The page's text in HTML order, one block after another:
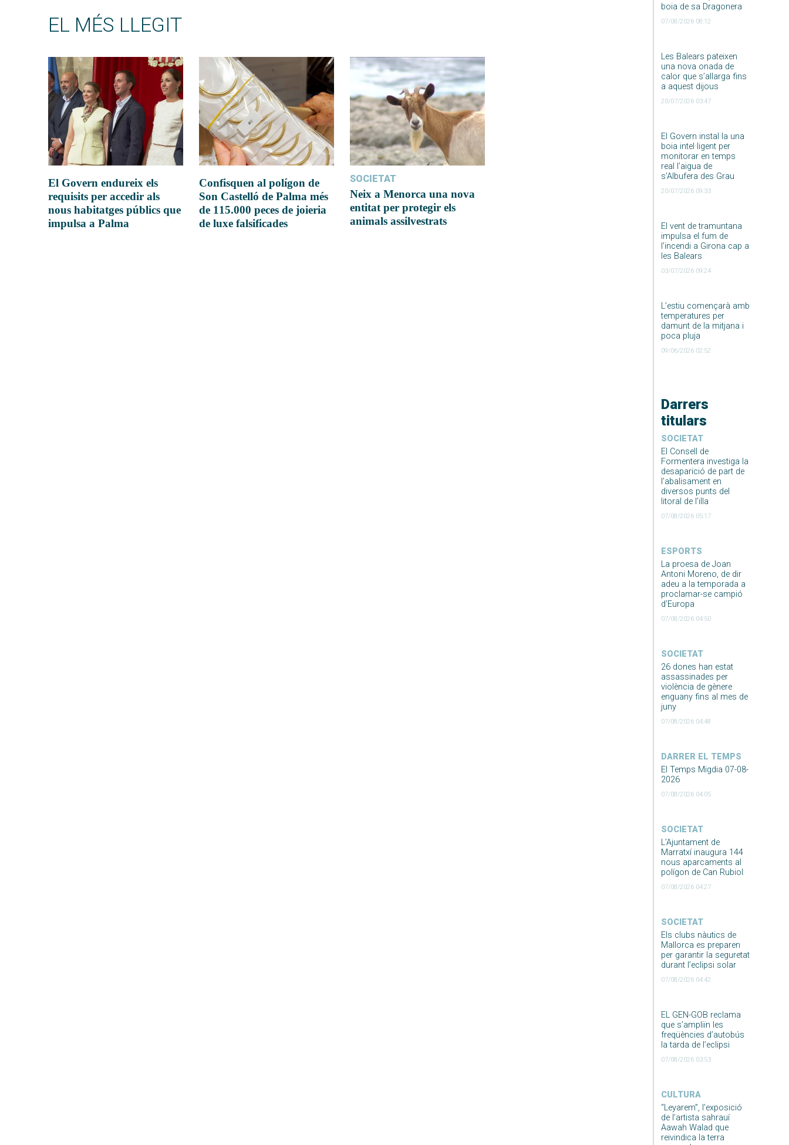
boia de sa Dragonera
07/08/2026 08:12
Les Balears pateixen
una nova onada de
calor que s’allarga fins
a aquest dijous
20/07/2026 03:47
El Govern instal·la una
boia intel·ligent per
monitorar en temps
real l’aigua de
s’Albufera des Grau
20/07/2026 09:33
El vent de tramuntana
impulsa el fum de
l’incendi a Girona cap a
les Balears
03/07/2026 09:24
L’estiu començarà amb
temperatures per
damunt de la mitjana i
poca pluja
09/06/2026 02:52
Darrers
titulars
SOCIETAT
El Consell de
Formentera investiga la
desaparició de part de
l’abalisament en
diversos punts del
litoral de l’illa
07/08/2026 05:17
ESPORTS
La proesa de Joan
Antoni Moreno, de dir
adeu a la temporada a
proclamar-se campió
d’Europa
07/08/2026 04:50
SOCIETAT
26 dones han estat
assassinades per
violència de gènere
enguany fins al mes de
juny
07/08/2026 04:48
DARRER EL TEMPS
El Temps Migdia 07-08-
2026
07/08/2026 04:05
SOCIETAT
L’Ajuntament de
Marratxí inaugura 144
nous aparcaments al
polígon de Can Rubiol
07/08/2026 04:27
SOCIETAT
Els clubs nàutics de
Mallorca es preparen
per garantir la seguretat
durant l’eclipsi solar
07/08/2026 04:42
EL GEN-GOB reclama
que s’ampliïn les
freqüències d’autobús
la tarda de l’eclipsi
07/08/2026 03:53
CULTURA
“Leyarem”, l’exposició
de l’artista sahrauí
Aawah Walad que
reivindica la terra
EL MÉS LLEGIT
El Govern endureix els
requisits per accedir als
nous habitatges públics que
impulsa a Palma
Confisquen al polígon de
Son Castelló de Palma més
de 115.000 peces de joieria
de luxe falsificades
SOCIETAT
Neix a Menorca una nova
entitat per protegir els
animals assilvestrats